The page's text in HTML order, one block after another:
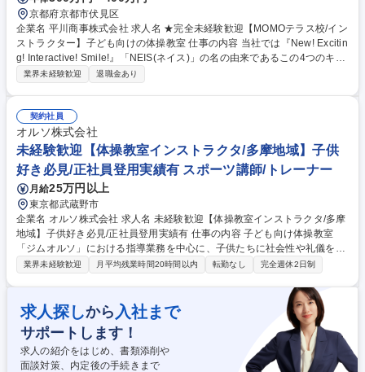
京都府京都市伏見区
企業名 平川商事株式会社 求人名 ★完全未経験歓迎【MOMOテラス校/イン
ストラクター】子ども向けの体操教室 仕事の内容 当社では『New! Excitin
g! Interactive! Smile!』「NEIS(ネイス)」の名の由来であるこの4つのキー
ワードを合言葉に、心と体の健康作りのお手伝いをしております。 【具体
インとした体操教室で、指導から教室運営まで幅広く活躍することができ
ます。ネイス本部の研修プログラムがあるので、未経験の方でも無理なく
業務が覚えられる環境です。 募集職種 ★完全未経験歓迎【MOMOテラス
校/インストラクター】子ども向けの体操教室
業界未経験歓迎 退職金あり
契約社員
オルソ株式会社
未経験歓迎【体操教室インストラクタ/多摩地域】子供
好き必見/正社員登用実績有 スポーツ講師/トレーナー
月給25万円以上
東京都武蔵野市
企業名 オルソ株式会社 求人名 未経験歓迎【体操教室インストラクタ/多摩
地域】子供好き必見/正社員登用実績有 仕事の内容 子ども向け体操教室
「ジムオルソ」における指導業務を中心に、子供たちに社会性や礼儀を伝
えるインストラクター業務をお任せします。インストラクター1名に対
たちへの体操指導（技術評価ではなく姿勢・礼儀を重視） ■挨拶や協調性
など社会性の教育 ■保護者対応やコミュニケーション ■SNS発信やイベン
ト運営補助 【業務の流れ】出社後、事務作業やレッスン準備。お昼を休憩
を挟んで、午後からレッスン開始。1レッスン50分×4～5クラス（土日7～
8クラス）担当していただきます。レッスン終了後、ミーティングや掃除
などの閉店作業がございます。 募集職種 未経験歓迎【体操教室インスト
業界未経験歓迎 月平均残業時間20時間以内 転勤なし 完全週休2日制
求人探しから 入社まで
サポートします！
求人の紹介をはじめ、書類添削や
面談対策、内定後の手続きまで